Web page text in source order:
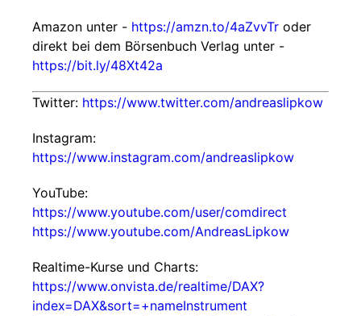
Amazon unter - https://amzn.to/4aZvvTr oder
direkt bei dem Börsenbuch Verlag unter -
https://bit.ly/48Xt42a
Twitter: https://www.twitter.com/andreaslipkow
Instagram:
https://www.instagram.com/andreaslipkow
YouTube:
https://www.youtube.com/user/comdirect
https://www.youtube.com/AndreasLipkow
Realtime-Kurse und Charts:
https://www.onvista.de/realtime/DAX?
index=DAX&sort=+nameInstrument